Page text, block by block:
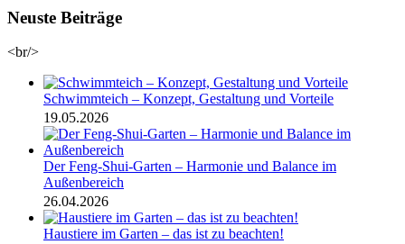
Neuste Beiträge
<br/>
Schwimmteich – Konzept, Gestaltung und Vorteile
19.05.2026
Der Feng-Shui-Garten – Harmonie und Balance im
Außenbereich
26.04.2026
Haustiere im Garten – das ist zu beachten!